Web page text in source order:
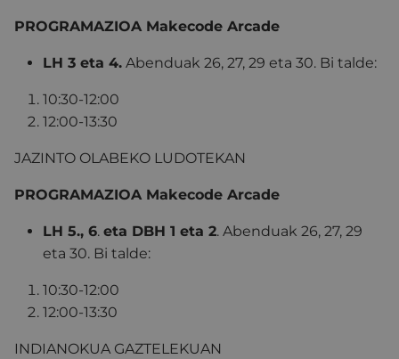
PROGRAMAZIOA Makecode Arcade
LH 3 eta 4. Abenduak 26, 27, 29 eta 30. Bi talde:
10:30-12:00
12:00-13:30
JAZINTO OLABEKO LUDOTEKAN
PROGRAMAZIOA Makecode Arcade
LH 5., 6. eta DBH 1 eta 2. Abenduak 26, 27, 29
eta 30. Bi talde:
10:30-12:00
12:00-13:30
INDIANOKUA GAZTELEKUAN